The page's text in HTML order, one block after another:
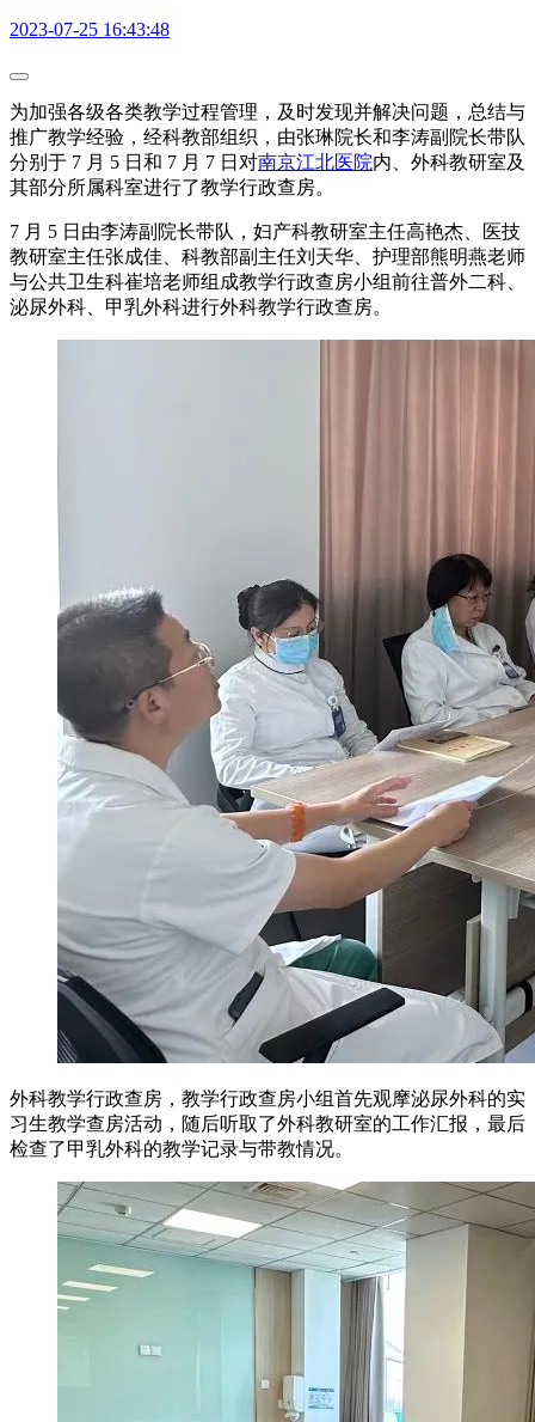
2023-07-25 16:43:48
为加强各级各类教学过程管理，及时发现并解决问题，总结与
推广教学经验，经科教部组织，由张琳院长和李涛副院长带队
分别于 7 月 5 日和 7 月 7 日对南京江北医院内、外科教研室及
其部分所属科室进行了教学行政查房。
7 月 5 日由李涛副院长带队，妇产科教研室主任高艳杰、医技
教研室主任张成佳、科教部副主任刘天华、护理部熊明燕老师
与公共卫生科崔培老师组成教学行政查房小组前往普外二科、
泌尿外科、甲乳外科进行外科教学行政查房。
外科教学行政查房，教学行政查房小组首先观摩泌尿外科的实
习生教学查房活动，随后听取了外科教研室的工作汇报，最后
检查了甲乳外科的教学记录与带教情况。